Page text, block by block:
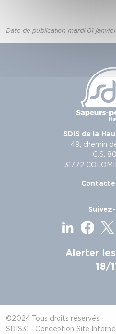
Date de publication mardi 01
SDIS de la
49, chemin
C.S.
31772
Alerter
18/
©2024 Tous droits réservés
SDIS31 - Conception Site